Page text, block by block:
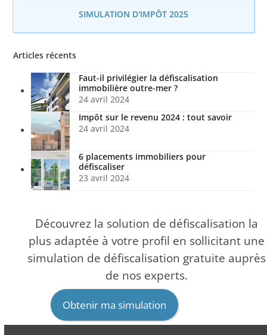
SIMULATION D'IMPÔT 2025
Articles récents
Faut-il privilégier la défiscalisation
immobilière outre-mer ?
24 avril 2024
Impôt sur le revenu 2024 : tout savoir
24 avril 2024
6 placements immobiliers pour
défiscaliser
23 avril 2024
Découvrez la solution de défiscalisation la
plus adaptée à votre profil en sollicitant une
simulation de défiscalisation gratuite auprès
de nos experts.
Obtenir ma simulation